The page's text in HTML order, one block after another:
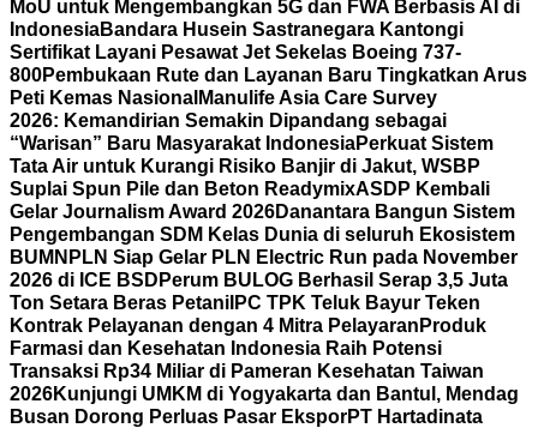
MoU untuk Mengembangkan 5G dan FWA Berbasis AI di
IndonesiaBandara Husein Sastranegara Kantongi
Sertifikat Layani Pesawat Jet Sekelas Boeing 737-
800Pembukaan Rute dan Layanan Baru Tingkatkan Arus
Peti Kemas Nasional Manulife Asia Care Survey
2026: Kemandirian Semakin Dipandang sebagai
“Warisan” Baru Masyarakat IndonesiaPerkuat Sistem
Tata Air untuk Kurangi Risiko Banjir di Jakut, WSBP
Suplai Spun Pile dan Beton ReadymixASDP Kembali
Gelar Journalism Award 2026Danantara Bangun Sistem
Pengembangan SDM Kelas Dunia di seluruh Ekosistem
BUMN PLN Siap Gelar PLN Electric Run pada November
2026 di ICE BSD Perum BULOG Berhasil Serap 3,5 Juta
Ton Setara Beras Petani IPC TPK Teluk Bayur Teken
Kontrak Pelayanan dengan 4 Mitra Pelayaran Produk
Farmasi dan Kesehatan Indonesia Raih Potensi
Transaksi Rp34 Miliar di Pameran Kesehatan Taiwan
2026Kunjungi UMKM di Yogyakarta dan Bantul, Mendag
Busan Dorong Perluas Pasar EksporPT Hartadinata